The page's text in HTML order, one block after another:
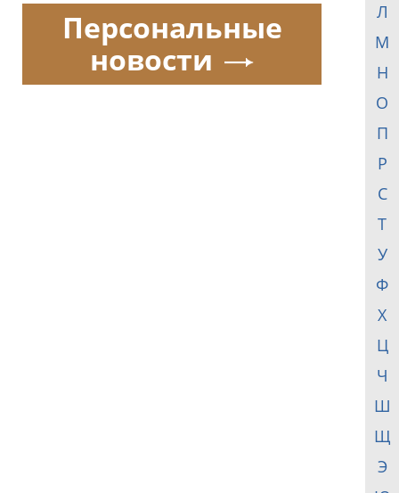
Л
М
Н
О
П
Р
С
Т
У
Ф
Х
Ц
Ч
Ш
Щ
Э
Персональные
новости